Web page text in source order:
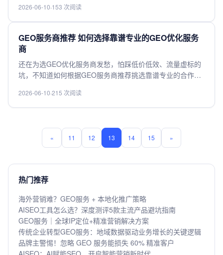
数据精准、服务稳定、合规靠谱的适配GEO服务商，不管你
是做跨境定位还是位置服务相关需求，都能选到不踩雷的高
性价比服务商，快来get实用方法。
2026-06-10·153 次阅读
GEO服务商推荐 如何选择靠谱专业的GEO优化服务
商
还在为选GEO优化服务商发愁，怕踩低价低效、流量虚标的
坑，不知道如何根据GEO服务商推荐挑选靠谱专业的合作
例、优化模式、售后保障多维度甄别，帮你避开选品陷阱，
选到适配自身业务的高性价比GEO优化服务商，助力快速实
2026-06-10·215 次阅读
« 11 12 13 14 15 »
热门推荐
海外营销难？GEO服务 + 本地化推广策略
AISEO工具怎么选？深度测评5款主流产品避坑指南
GEO服务｜全球IP定位+精准营销解决方案
传统企业转型GEO服务：地域数据驱动业务增长的关键逻辑
品牌主警惕！忽略 GEO 服务能损失 60% 精准客户